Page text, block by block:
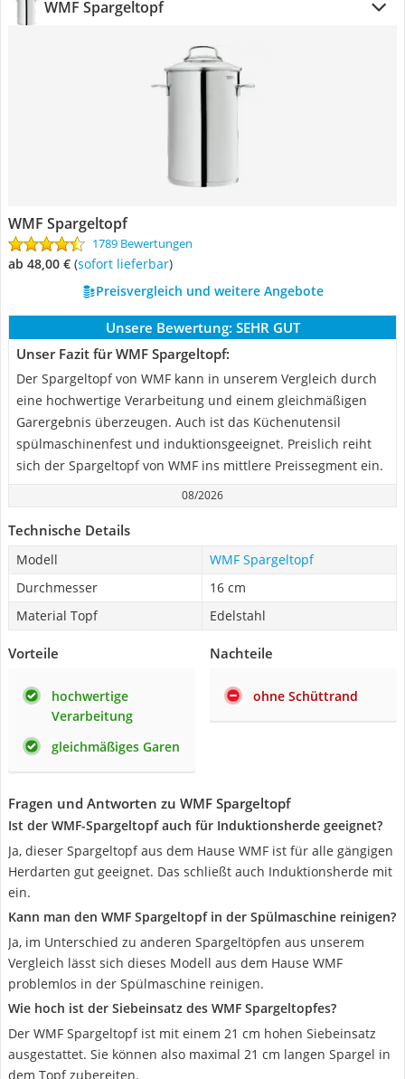
WMF Spargeltopf
WMF Spargeltopf
1789 Bewertungen
ab 48,00 € ( Sofort lieferbar)
Preisvergleich und weitere Angebote
Unsere Bewertung: SEHR GUT
Unser Fazit für WMF Spargeltopf:
Der Spargeltopf von WMF kann in unserem Vergleich durch
eine hochwertige Verarbeitung und einem gleichmäßigen
Garergebnis überzeugen. Auch ist das Küchenutensil
spülmaschinenfest und induktionsgeeignet. Preislich reiht
sich der Spargeltopf von WMF ins mittlere Preissegment ein.
08/2026
Technische Details
Modell
WMF Spargeltopf
Durchmesser
16 cm
Material Topf
Edelstahl
Vorteile
hochwertige
Verarbeitung
gleichmäßiges Garen
Nachteile
ohne Schüttrand
Fragen und Antworten zu WMF Spargeltopf
Ist der WMF-Spargeltopf auch für Induktionsherde geeignet?
Ja, dieser Spargeltopf aus dem Hause WMF ist für alle gängigen
Herdarten gut geeignet. Das schließt auch Induktionsherde mit
ein.
Kann man den WMF Spargeltopf in der Spülmaschine reinigen?
Ja, im Unterschied zu anderen Spargeltöpfen aus unserem
Vergleich lässt sich dieses Modell aus dem Hause WMF
problemlos in der Spülmaschine reinigen.
Wie hoch ist der Siebeinsatz des WMF Spargeltopfes?
Der WMF Spargeltopf ist mit einem 21 cm hohen Siebeinsatz
ausgestattet. Sie können also maximal 21 cm langen Spargel in
dem Topf zubereiten.